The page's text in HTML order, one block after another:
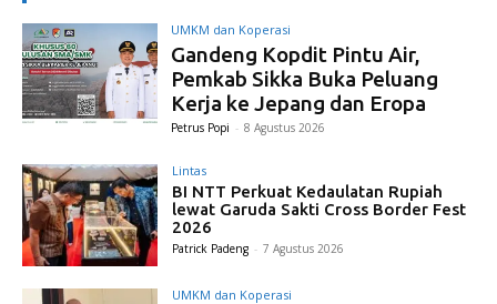
UMKM dan Koperasi
Gandeng Kopdit Pintu Air,
Pemkab Sikka Buka Peluang
Kerja ke Jepang dan Eropa
Petrus Popi - 8 Agustus 2026
Lintas
BI NTT Perkuat Kedaulatan Rupiah
lewat Garuda Sakti Cross Border Fest
2026
Patrick Padeng - 7 Agustus 2026
UMKM dan Koperasi